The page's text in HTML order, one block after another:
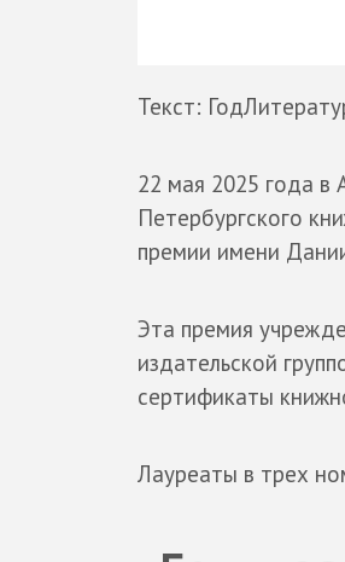
Текст:
22 мая 2025 года в
Петербургского
премии имени
Эта премия
издательской
сертификаты
Лауреаты в трех